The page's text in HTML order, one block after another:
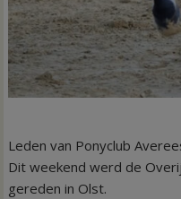
Leden van Ponyclub
Dit weekend werd de
gereden in Olst.